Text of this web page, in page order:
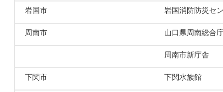
岩国市 岩国消防防災セ
周南市 山口県周南総合
周南市新庁舎
下関市 下関水族館